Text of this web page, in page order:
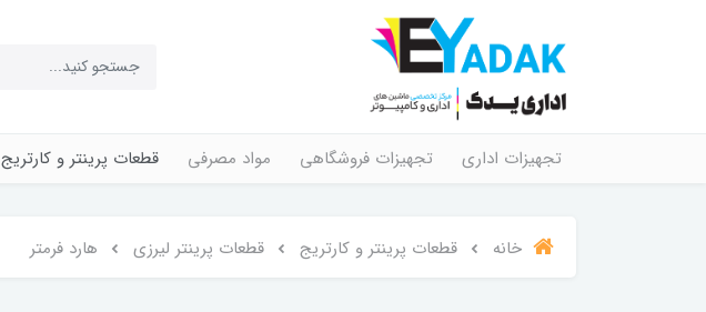
تجهیزات اداری تجهیزات فروشگاهی مواد مصرفی قطعات پرینتر و کارتریج
خانه قطعات پرینتر و کارتریج قطعات پرینتر لیرزی هارد فرمتر